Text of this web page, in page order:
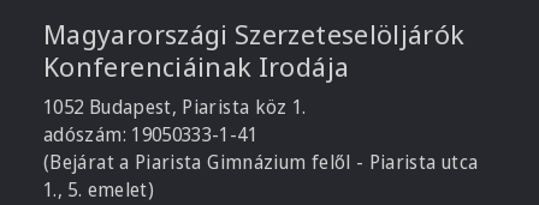
Magyarországi Szerzeteselöljárók
Konferenciáinak Irodája
1052 Budapest, Piarista köz 1.
adószám: 19050333-1-41
(Bejárat a Piarista Gimnázium felől - Piarista utca
1., 5. emelet)